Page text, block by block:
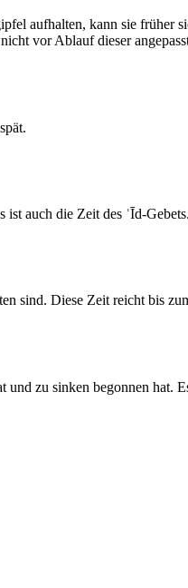
aufhalten, kann sie früher
vor Ablauf dieser
auch die Zeit des ʿĪd-Gebets.
sind. Diese Zeit reicht bis
zu sinken begonnen hat.